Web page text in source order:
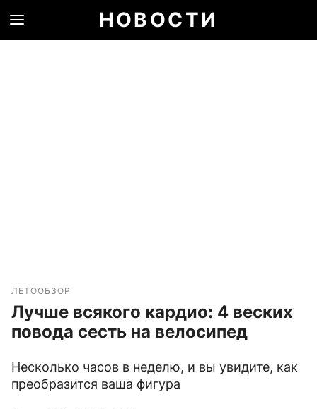
НОВОСТИ
ЛЕТООБЗОР
Лучше всякого кардио: 4 веских
повода сесть на велосипед
Несколько часов в неделю, и вы увидите, как
преобразится ваша фигура